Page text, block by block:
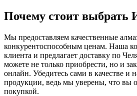
Почему стоит выбрать
Мы предоставляем качественные
конкурентоспособным ценам. Наша
клиента и предлагает доставку по
можете не только приобрести, но и
онлайн. Убедитесь сами в качестве и
продукции, ведь мы уверены, что вы
покупкой.